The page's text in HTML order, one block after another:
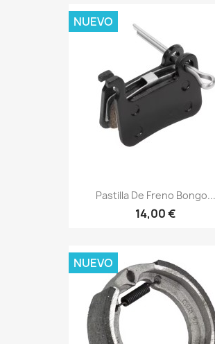
Pastilla De Freno Bongo...
14,00 €
NUEVO
NUEVO